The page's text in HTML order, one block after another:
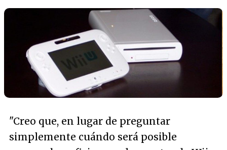
"Creo que, en lugar de preguntar
simplemente cuándo será posible